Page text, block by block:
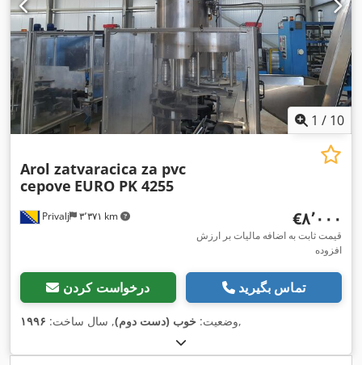
1 / 10
Privalj ۳٬۳۷۱ km
Arol zatvaracica za pvc
cepove EURO PK 4255
‎€۸٬۰۰۰
قیمت ثابت به اضافه مالیات بر ارزش
افزوده
درخواست کردن تماس بگیرید
وضعیت: خوب (دست دوم), سال ساخت: ۱۹۹۶ ,